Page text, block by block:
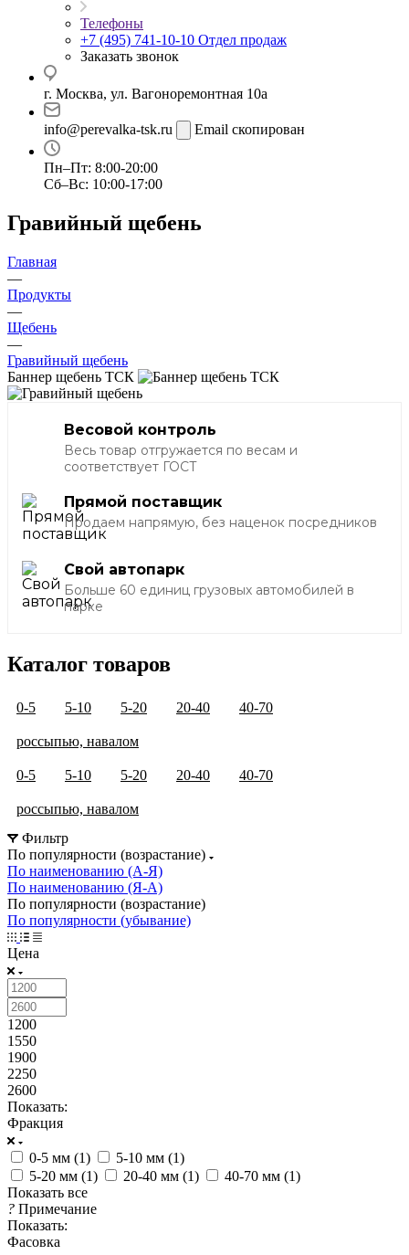
Телефоны
+7 (495) 741-10-10 Отдел продаж
Заказать звонок
г. Москва, ул. Вагоноремонтная 10а
info@perevalka-tsk.ru Email скопирован
Пн–Пт: 8:00-20:00
Сб–Вс: 10:00-17:00
Гравийный щебень
Главная
—
Продукты
—
Щебень
—
Гравийный щебень
Баннер щебень ТСК
Весовой контроль
Весь товар отгружается по весам и
соответствует ГОСТ
Прямой поставщик
Продаем напрямую, без наценок посредников
Свой автопарк
Больше 60 единиц грузовых автомобилей в
парке
Каталог товаров
0-5 5-10 5-20 20-40 40-70
россыпью, навалом
0-5 5-10 5-20 20-40 40-70
россыпью, навалом
Фильтр
По популярности (возрастание)
По наименованию (А-Я)
По наименованию (Я-А)
По популярности (возрастание)
По популярности (убывание)
Цена
1200
1550
1900
2250
2600
Показать:
Фракция
0-5 мм (1) 5-10 мм (1)
5-20 мм (1) 20-40 мм (1) 40-70 мм (1)
Показать все
? Примечание
Показать:
Фасовка